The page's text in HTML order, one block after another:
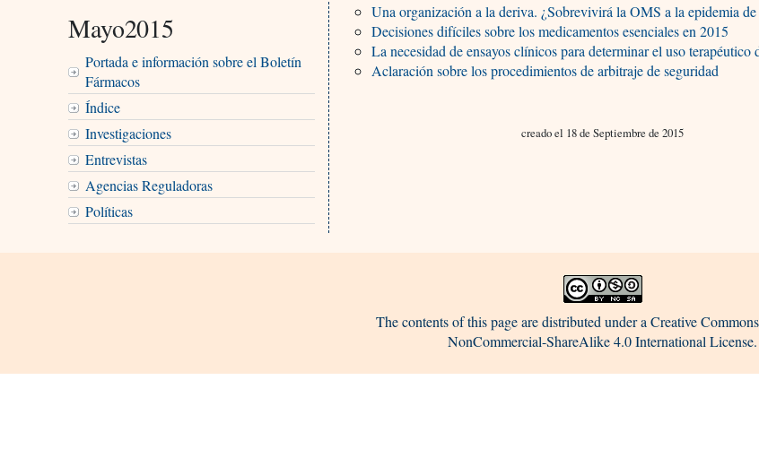
Mayo2015
Portada e información sobre el Boletín
Fármacos
Índice
Investigaciones
Entrevistas
Agencias Reguladoras
Políticas
Una organización a la deriva. ¿Sobrevivirá la OMS a la epidemia de
Decisiones difíciles sobre los medicamentos esenciales en 2015
La necesidad de ensayos clínicos para determinar el uso terapéutico
Aclaración sobre los procedimientos de arbitraje de seguridad
creado el 18 de Septiembre de 2015
The contents of this page are distributed under a Creative
NonCommercial-ShareAlike 4.0 International License.